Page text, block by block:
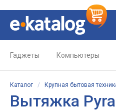
Гаджеты Компьютеры
Каталог / Крупная бытовая
Вытяжка